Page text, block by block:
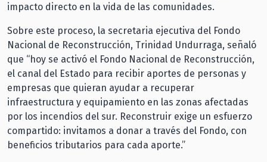
impacto directo en la vida de las comunidades.
Sobre este proceso, la secretaria ejecutiva del Fondo
Nacional de Reconstrucción, Trinidad Undurraga, señaló
que “hoy se activó el Fondo Nacional de Reconstrucción,
el canal del Estado para recibir aportes de personas y
empresas que quieran ayudar a recuperar
infraestructura y equipamiento en las zonas afectadas
por los incendios del sur. Reconstruir exige un esfuerzo
compartido: invitamos a donar a través del Fondo, con
beneficios tributarios para cada aporte.”